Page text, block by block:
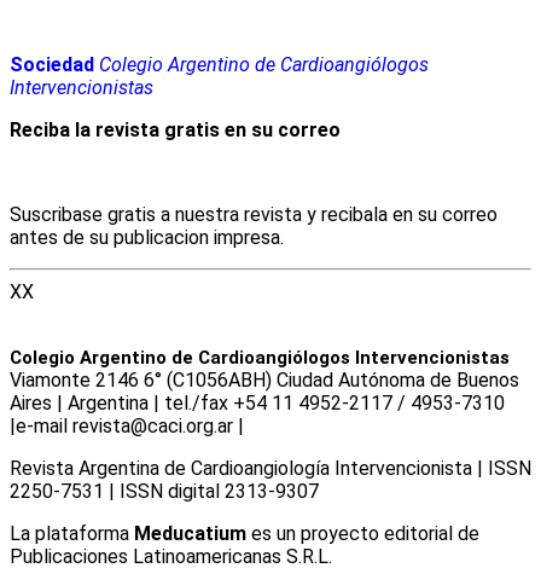
Sociedad Colegio Argentino de Cardioangiólogos
Intervencionistas
Reciba la revista gratis en su correo
Suscribase gratis a nuestra revista y recibala en su correo
antes de su publicacion impresa.
XX
Colegio Argentino de Cardioangiólogos Intervencionistas
Viamonte 2146 6° (C1056ABH) Ciudad Autónoma de Buenos
Aires | Argentina | tel./fax +54 11 4952-2117 / 4953-7310
|e-mail revista@caci.org.ar |
Revista Argentina de Cardioangiologí­a Intervencionista | ISSN
2250-7531 | ISSN digital 2313-9307
La plataforma Meducatium es un proyecto editorial de
Publicaciones Latinoamericanas S.R.L.